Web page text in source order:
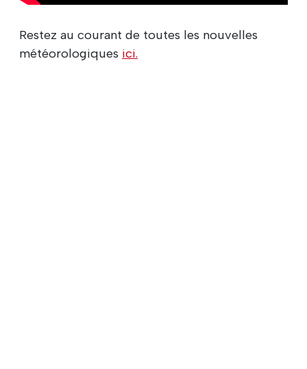
Restez au courant de toutes les nouvelles
météorologiques ici.